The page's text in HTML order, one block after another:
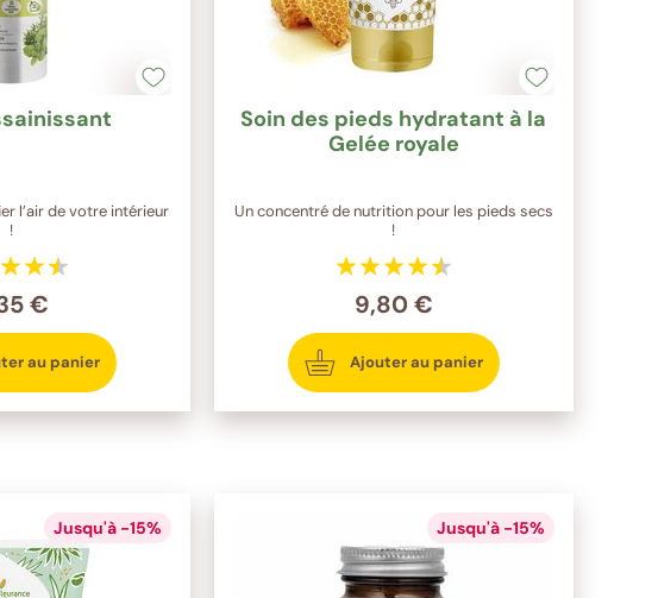
l’air de votre intérieur
!
€
au panier
Soin des pieds hydratant à la
Gelée royale
Un concentré de nutrition pour les pieds secs
!
9,80 €
Ajouter au panier
Jusqu'à -15% Jusqu'à -15%